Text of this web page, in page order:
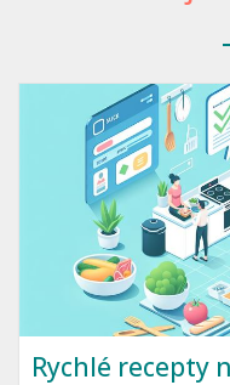
Rychlé recepty